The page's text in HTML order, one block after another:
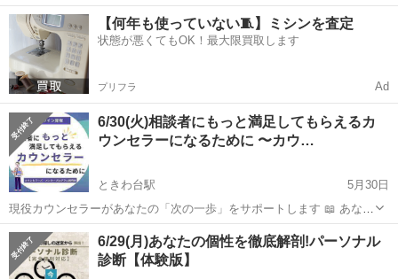
なぽーと3F ★大正琴の音色を聴いてみませんか？ 🌸楽譜が読めなく
ても大丈夫 🌸大正琴は数字譜で弾くのでどなたでも簡単 に
できます 🌸指...
東京 板橋区 成増駅 体験会
【何年も使っていない🧵】ミシンを査定
状態が悪くてもOK！最大限買取します
プリフラ Ad
6/30(火)相談者にもっと満足してもらえるカ
ウンセラーになるために 〜カウ…
ときわ台駅
5月30日
現役カウンセラーがあなたの「次の一歩」をサポートします 📖 あなた
は今、こんなことで悩んでいませんか？ □クライアントの満足度が気
になる □せっかく資格を取ったのに、思ったようにカウンセリング活
動が進まない □カ...
東京 板橋区 ときわ台駅 その他
6/29(月)あなたの個性を徹底解剖!パーソナル
診断【体験版】